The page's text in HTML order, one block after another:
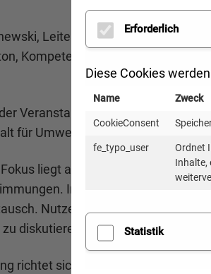
Leiter Referat Arten- und
Kompetenzzentrum
Veranstaltung steht das Thema
für Umwelt Baden-Württemberg
liegt auf dem
Im Anschluss an den
Nutzen Sie die Möglichkeit,
diskutieren.
richtet sich primär an
Erforderlich
Diese Cookies
Name Zweck
CookieConsent
fe_typo_user
Ordnet
Inhalte,
Statistik